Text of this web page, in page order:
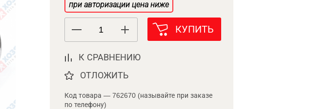
при авторизации цена ниже
КУПИТЬ
К СРАВНЕНИЮ
ОТЛОЖИТЬ
Код товара — 762670 (называйте при заказе
по телефону)